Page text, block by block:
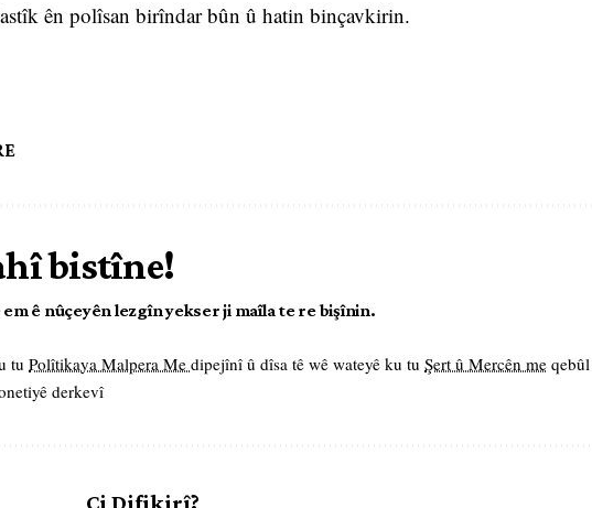
ên polîsan birîndar bûn û hatin binçavkirin.
bistîne!
ê nûçeyên lezgîn yekser ji maîla te re bişînin.
tu Polîtikaya Malpera Me dipejînî û dîsa tê wê wateyê ku tu Şert û Mercên me qebûl
derkevî
Çi Difikirî?